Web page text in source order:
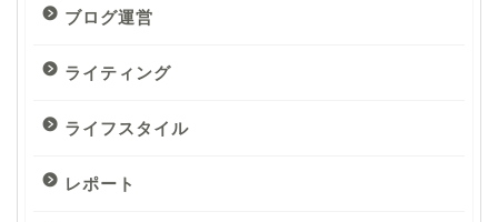
ブログ運営
ライティング
ライフスタイル
レポート